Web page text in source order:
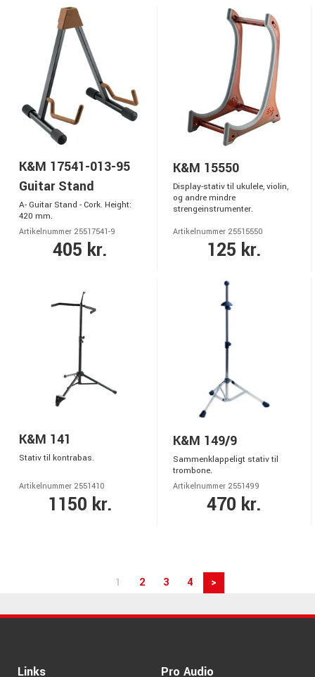
K&M 17541-013-95
Guitar Stand
A- Guitar Stand - Cork. Height:
420 mm.
Artikelnummer 25517541-9
405 kr.
K&M 15550
Display-stativ til ukulele, violin,
og andre mindre
strengeinstrumenter.
Artikelnummer 25515550
125 kr.
K&M 141
Stativ til kontrabas.
Artikelnummer 2551410
1150 kr.
K&M 149/9
Sammenklappeligt stativ til
trombone.
Artikelnummer 2551499
470 kr.
1 2 3 4 >
Links Pro Audio